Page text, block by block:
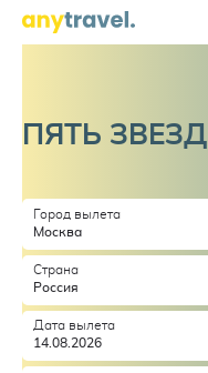
ПЯТЬ ЗВЕЗД
Город вылета
Москва
Страна
Россия
Дата вылета
14.08.2026